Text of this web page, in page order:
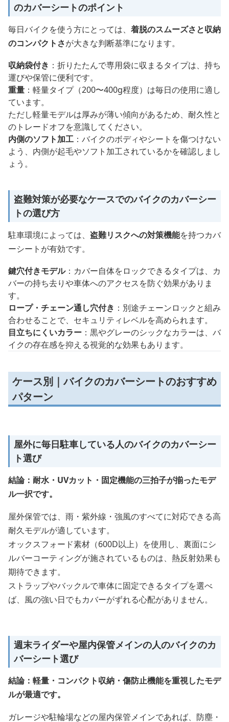
のカバーシートのポイント
毎日バイクを使う方にとっては、 着脱のスムーズさと収納
のコンパクトさが大きな判断基準になります。
収納袋付き ：折りたたんで専用袋に収まるタイプは、持ち
運びや保管に便利です。
重量 ：軽量タイプ（200〜400g程度）は毎日の使用に適し
ています。
ただし軽量モデルは厚みが薄い傾向があるため、耐久性と
のトレードオフを意識してください。
内側のソフト加工 ：バイクのボディやシートを傷つけない
よう、内側が起毛やソフト加工されているかを確認しまし
ょう。
盗難対策が必要なケースでのバイクのカバーシー
トの選び方
駐車環境によっては、 盗難リスクへの対策機能を持つカバ
ーシートが有効です。
鍵穴付きモデル：カバー自体をロックできるタイプは、カ
バーの持ち去りや車体へのアクセスを防ぐ効果がありま
す。
ロープ・チェーン通し穴付き ：別途チェーンロックと組み
合わせることで、セキュリティレベルを高められます。
目立ちにくいカラー ：黒やグレーのシックなカラーは、バ
イクの存在感を抑える視覚的な効果もあります。
ケース別｜バイクのカバーシートのおすすめ
パターン
屋外に毎日駐車している人のバイクのカバーシー
ト選び
結論：耐水・UVカット・固定機能の三拍子が揃ったモデ
ル一択です。
屋外保管では、雨・紫外線・強風のすべてに対応できる高
耐久モデルが適しています。
オックスフォード素材（600D以上）を使用し、裏面にシ
ルバーコーティングが施されているものは、熱反射効果も
期待できます。
ストラップやバックルで車体に固定できるタイプを選べ
ば、風の強い日でもカバーがずれる心配がありません。
週末ライダーや屋内保管メインの人のバイクのカ
バーシート選び
結論：軽量・コンパクト収納・傷防止機能を重視したモデ
ルが最適です。
ガレージや駐輪場などの屋内保管メインであれば、防塵・